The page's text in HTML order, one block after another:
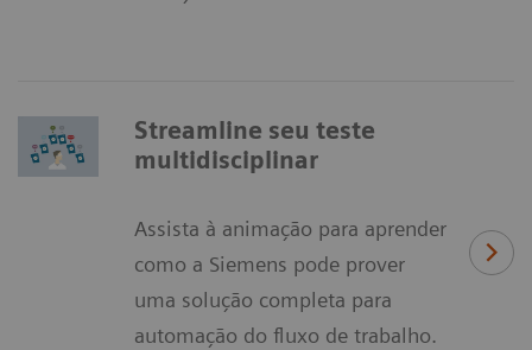
Streamline seu teste
multidisciplinar
Assista à animação para aprender
como a Siemens pode prover
uma solução completa para
automação do fluxo de trabalho.